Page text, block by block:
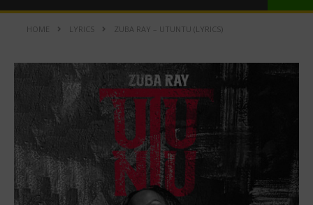
HOME LYRICS ZUBA RAY – UTUNTU (LYRICS)